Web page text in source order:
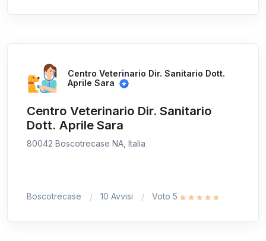
Centro Veterinario Dir. Sanitario Dott.
Aprile Sara
Centro Veterinario Dir. Sanitario
Dott. Aprile Sara
80042 Boscotrecase NA, Italia
Boscotrecase 10 Avvisi Voto 5